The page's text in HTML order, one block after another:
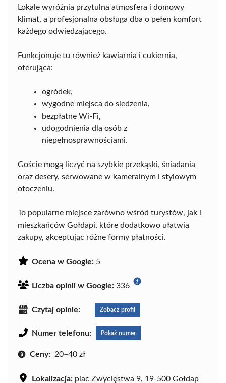
Lokale wyróżnia przytulna atmosfera i domowy
klimat, a profesjonalna obsługa dba o pełen komfort
każdego odwiedzającego.
Funkcjonuje tu również kawiarnia i cukiernia,
oferująca:
ogródek,
wygodne miejsca do siedzenia,
bezpłatne Wi-Fi,
udogodnienia dla osób z
niepełnosprawnościami.
Goście mogą liczyć na szybkie przekąski, śniadania
oraz desery, serwowane w kameralnym i stylowym
otoczeniu.
To popularne miejsce zarówno wśród turystów, jak i
mieszkańców Gołdapi, które dodatkowo ułatwia
zakupy, akceptując różne formy płatności.
Ocena w Google: 5
Liczba opinii w Google: 336
Czytaj opinie: Zobacz profil
Numer telefonu: Pokaż numer
Ceny: 20–40 zł
Lokalizacja: plac Zwycięstwa 9, 19-500 Gołdap